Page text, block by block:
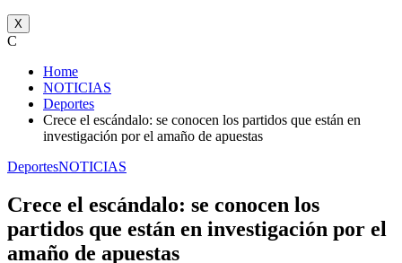
X
C
Home
NOTICIAS
Deportes
Crece el escándalo: se conocen los partidos que están en
investigación por el amaño de apuestas
DeportesNOTICIAS
Crece el escándalo: se conocen los
partidos que están en investigación por el
amaño de apuestas